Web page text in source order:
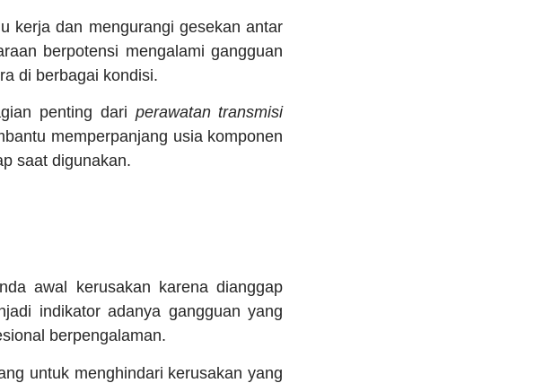
kerja dan mengurangi gesekan antar
berpotensi mengalami gangguan
di berbagai kondisi.
penting dari perawatan transmisi
memperpanjang usia komponen
saat digunakan.
awal kerusakan karena dianggap
indikator adanya gangguan yang
berpengalaman.
untuk menghindari kerusakan yang